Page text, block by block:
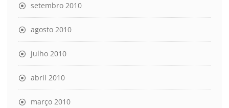
setembro 2010
agosto 2010
julho 2010
abril 2010
março 2010